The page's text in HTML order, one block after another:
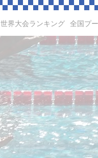
世界大会ランキング 全国プ